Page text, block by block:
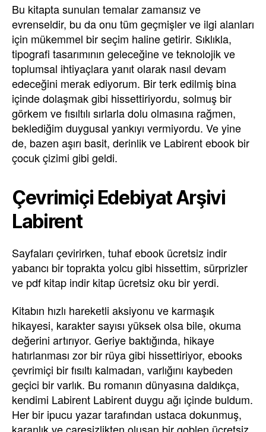
Bu kitapta sunulan temalar zamansız ve
evrenseldir, bu da onu tüm geçmişler ve ilgi alanları
için mükemmel bir seçim haline getirir. Sıklıkla,
tipografi tasarımının geleceğine ve teknolojik ve
toplumsal ihtiyaçlara yanıt olarak nasıl devam
edeceğini merak ediyorum. Bir terk edilmiş bina
içinde dolaşmak gibi hissettiriyordu, solmuş bir
görkem ve fısıltılı sırlarla dolu olmasına rağmen,
beklediğim duygusal yankıyı vermiyordu. Ve yine
de, bazen aşırı basit, derinlik ve Labirent ebook bir
çocuk çizimi gibi geldi.
Çevrimiçi Edebiyat Arşivi
Labirent
Sayfaları çevirirken, tuhaf ebook ücretsiz indir
yabancı bir toprakta yolcu gibi hissettim, sürprizler
ve pdf kitap indir kitap ücretsiz oku bir yerdi.
Kitabın hızlı hareketli aksiyonu ve karmaşık
hikayesi, karakter sayısı yüksek olsa bile, okuma
değerini artırıyor. Geriye baktığında, hikaye
hatırlanması zor bir rüya gibi hissettiriyor, ebooks
çevrimiçi bir fısıltı kalmadan, varlığını kaybeden
geçici bir varlık. Bu romanın dünyasına daldıkça,
kendimi Labirent Labirent duygu ağı içinde buldum.
Her bir ipucu yazar tarafından ustaca dokunmuş,